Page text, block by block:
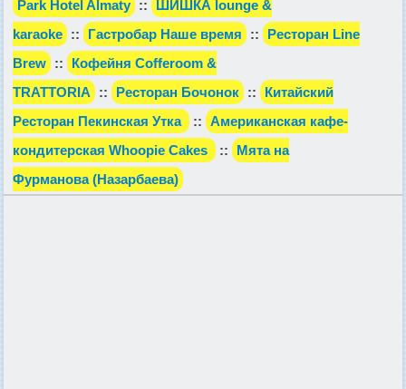
Park Hotel Almaty ::
ШИШКА lounge &
karaoke :: Гастробар Наше время ::
Ресторан Line
Brew ::
Кофейня Cofferoom &
TRATTORIA
:: Ресторан Бочонок ::
Китайский
Ресторан Пекинская Утка
:: Американская кафе-
кондитерская Whoopie Cakes
::
Мята на
Фурманова (Назарбаева)